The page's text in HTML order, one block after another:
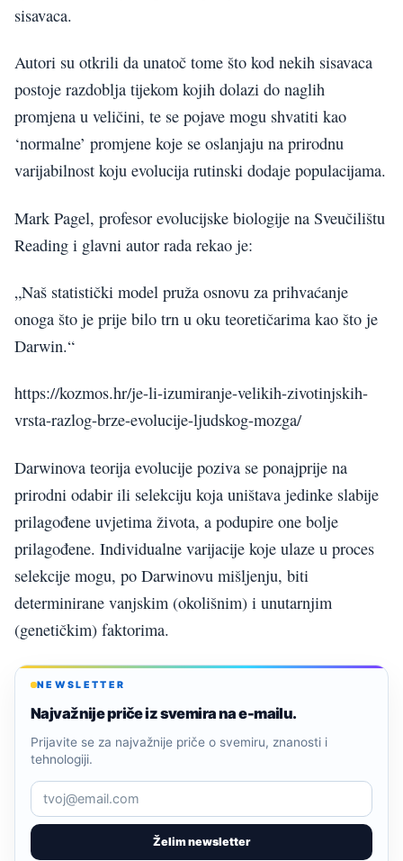
sisavaca.
Autori su otkrili da unatoč tome što kod nekih sisavaca
postoje razdoblja tijekom kojih dolazi do naglih
promjena u veličini, te se pojave mogu shvatiti kao
‘normalne’ promjene koje se oslanjaju na prirodnu
varijabilnost koju evolucija rutinski dodaje populacijama.
Mark Pagel, profesor evolucijske biologije na Sveučilištu
Reading i glavni autor rada rekao je:
„Naš statistički model pruža osnovu za prihvaćanje
onoga što je prije bilo trn u oku teoretičarima kao što je
Darwin.“
https://kozmos.hr/je-li-izumiranje-velikih-zivotinjskih-
vrsta-razlog-brze-evolucije-ljudskog-mozga/
Darwinova teorija evolucije poziva se ponajprije na
prirodni odabir ili selekciju koja uništava jedinke slabije
prilagođene uvjetima života, a podupire one bolje
prilagođene. Individualne varijacije koje ulaze u proces
selekcije mogu, po Darwinovu mišljenju, biti
determinirane vanjskim (okolišnim) i unutarnjim
(genetičkim) faktorima.
NEWSLETTER
Najvažnije priče iz svemira na e-mailu.
Želim newsletter
Prijavite se za najvažnije priče o svemiru, znanosti i
tehnologiji.